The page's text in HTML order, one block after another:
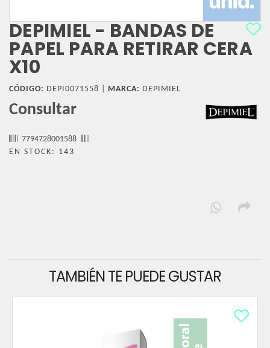
DEPIMIEL - BANDAS DE
PAPEL PARA RETIRAR CERA
X10
CÓDIGO: DEPI0071558 | MARCA: DEPIMIEL
Consultar
7794728001588
EN STOCK: 143
TAMBIÉN TE PUEDE GUSTAR